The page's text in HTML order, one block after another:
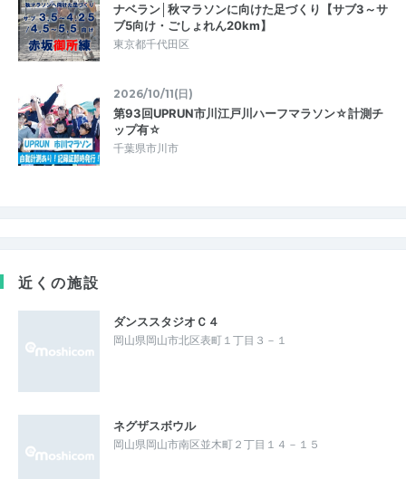
ナベラン│秋マラソンに向けた足づくり【サブ3～サ
ブ5向け・ごしょれん20km】
東京都千代田区
2026/10/11(日)
第93回UPRUN市川江戸川ハーフマラソン☆計測チ
ップ有☆
千葉県市川市
近くの施設
ダンススタジオＣ４
岡山県岡山市北区表町１丁目３－１
ネグザスボウル
岡山県岡山市南区並木町２丁目１４－１５